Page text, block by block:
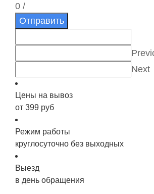
0 /
Отправить
Next
Цены на вывоз
от 399 руб
Режим работы
круглосуточно без выходных
Выезд
в день обращения